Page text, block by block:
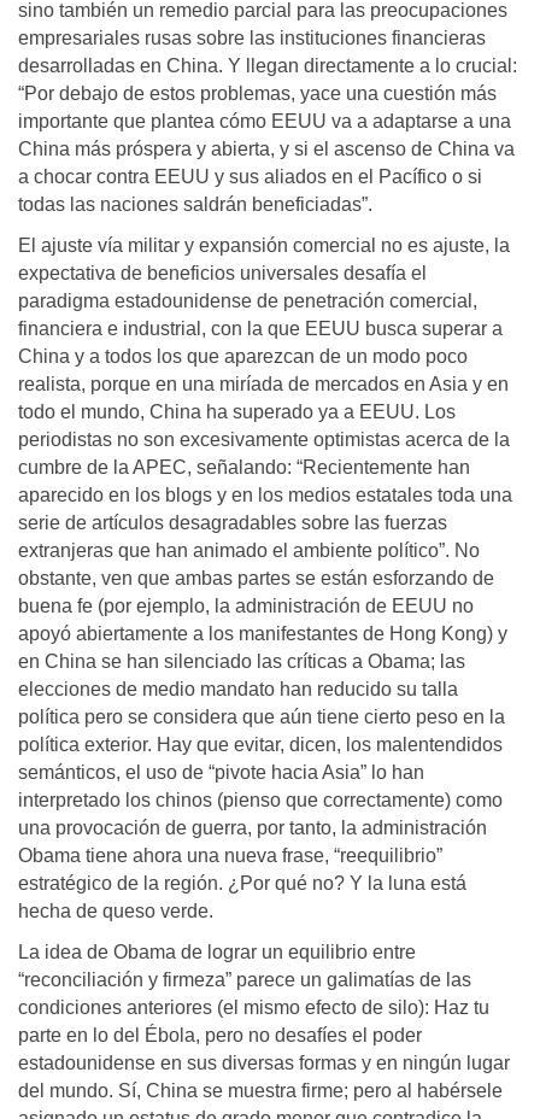
sino también un remedio parcial para las preocupaciones
empresariales rusas sobre las instituciones financieras
desarrolladas en China. Y llegan directamente a lo crucial:
“Por debajo de estos problemas, yace una cuestión más
importante que plantea cómo EEUU va a adaptarse a una
China más próspera y abierta, y si el ascenso de China va
a chocar contra EEUU y sus aliados en el Pacífico o si
todas las naciones saldrán beneficiadas”.
El ajuste vía militar y expansión comercial no es ajuste, la
expectativa de beneficios universales desafía el
paradigma estadounidense de penetración comercial,
financiera e industrial, con la que EEUU busca superar a
China y a todos los que aparezcan de un modo poco
realista, porque en una miríada de mercados en Asia y en
todo el mundo, China ha superado ya a EEUU. Los
periodistas no son excesivamente optimistas acerca de la
cumbre de la APEC, señalando: “Recientemente han
aparecido en los blogs y en los medios estatales toda una
serie de artículos desagradables sobre las fuerzas
extranjeras que han animado el ambiente político”. No
obstante, ven que ambas partes se están esforzando de
buena fe (por ejemplo, la administración de EEUU no
apoyó abiertamente a los manifestantes de Hong Kong) y
en China se han silenciado las críticas a Obama; las
elecciones de medio mandato han reducido su talla
política pero se considera que aún tiene cierto peso en la
política exterior. Hay que evitar, dicen, los malentendidos
semánticos, el uso de “pivote hacia Asia” lo han
interpretado los chinos (pienso que correctamente) como
una provocación de guerra, por tanto, la administración
Obama tiene ahora una nueva frase, “reequilibrio”
estratégico de la región. ¿Por qué no? Y la luna está
hecha de queso verde.
La idea de Obama de lograr un equilibrio entre
“reconciliación y firmeza” parece un galimatías de las
condiciones anteriores (el mismo efecto de silo): Haz tu
parte en lo del Ébola, pero no desafíes el poder
estadounidense en sus diversas formas y en ningún lugar
del mundo. Sí, China se muestra firme; pero al habérsele